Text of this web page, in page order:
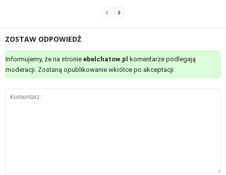
ZOSTAW ODPOWIEDŹ
Informujemy, że na stronie ebelchatow.pl komentarze podlegają
moderacji. Zostaną opublikowanie wkrótce po akceptacji.